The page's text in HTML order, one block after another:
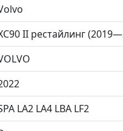
II рестайлинг
LA2 LA4 LBA LF2